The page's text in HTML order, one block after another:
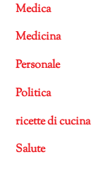
Medica
Medicina
Personale
Politica
ricette di cucina
Salute